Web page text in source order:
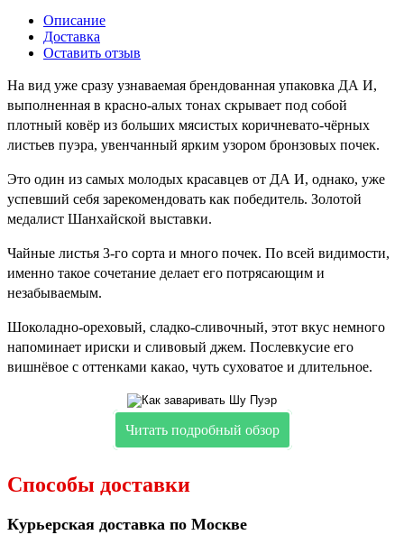
Описание
Доставка
Оставить отзыв
На вид уже сразу узнаваемая брендованная упаковка ДА И,
выполненная в красно-алых тонах скрывает под собой
плотный ковёр из больших мясистых коричневато-чёрных
листьев пуэра, увенчанный ярким узором бронзовых почек.
Это один из самых молодых красавцев от ДА И, однако, уже
успевший себя зарекомендовать как победитель. Золотой
медалист Шанхайской выставки.
Чайные листья 3-го сорта и много почек. По всей видимости,
именно такое сочетание делает его потрясающим и
незабываемым.
Шоколадно-ореховый, сладко-сливочный, этот вкус немного
напоминает ириски и сливовый джем. Послевкусие его
вишнёвое с оттенками какао, чуть суховатое и длительное.
Читать подробный обзор
Способы доставки
Курьерская доставка по Москве